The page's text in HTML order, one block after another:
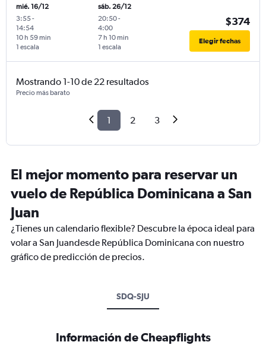
mié. 16/12
3:55-
14:54
1 escala
10 h 59 min
sáb. 26/12
20:50-
4:00
1 escala
7 h 10 min
$374
Elegir fechas
Mostrando 1-10 de 22 resultados
Precio más barato
1 2 3
El mejor momento para reservar un
vuelo de República Dominicana a San
Juan
¿Tienes un calendario flexible? Descubre la época ideal para
volar a San Juandesde República Dominicana con nuestro
gráfico de predicción de precios.
SDQ-SJU
Información de Cheapflights